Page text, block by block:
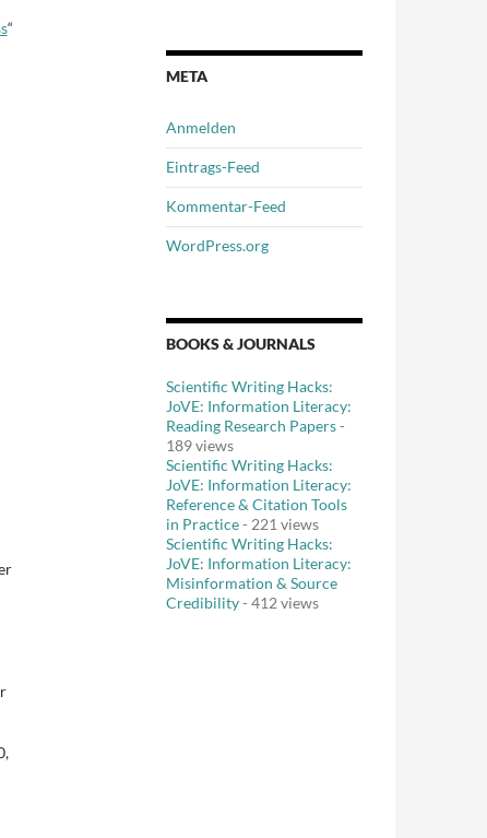
“
META
Anmelden
Eintrags-Feed
Kommentar-Feed
WordPress.org
BOOKS & JOURNALS
Scientific Writing Hacks:
JoVE: Information Literacy:
Reading Research Papers-
189 views
Scientific Writing Hacks:
JoVE: Information Literacy:
Reference & Citation Tools
in Practice- 221 views
Scientific Writing Hacks:
JoVE: Information Literacy:
Misinformation & Source
Credibility- 412 views